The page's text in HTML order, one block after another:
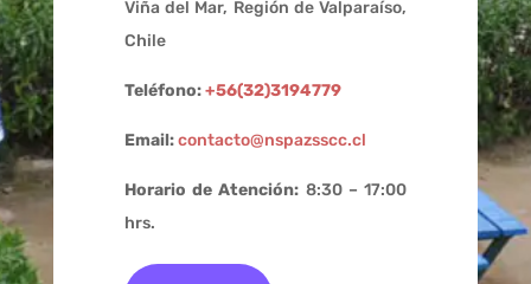
Viña del Mar, Región de Valparaíso,
Chile
Teléfono:+56(32)3194779
Email:contacto@nspazsscc.cl
Horario de Atención: 8:30 – 17:00
hrs.